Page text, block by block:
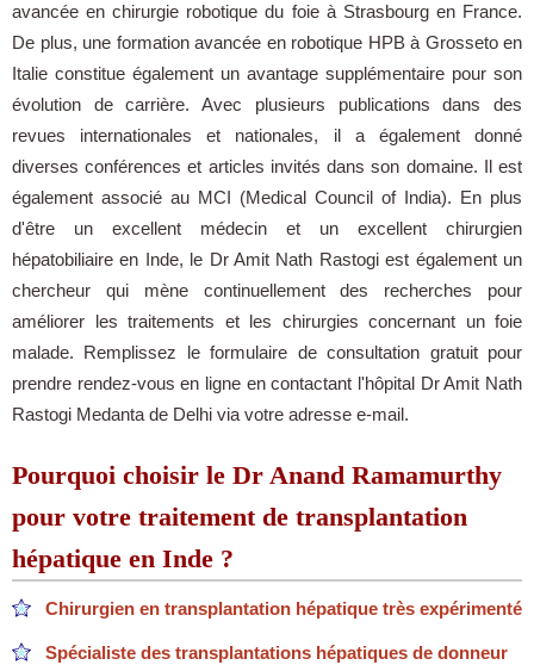
avancée en chirurgie robotique du foie à Strasbourg en France.
De plus, une formation avancée en robotique HPB à Grosseto en
Italie constitue également un avantage supplémentaire pour son
évolution de carrière. Avec plusieurs publications dans des
revues internationales et nationales, il a également donné
diverses conférences et articles invités dans son domaine. Il est
également associé au MCI (Medical Council of India). En plus
d'être un excellent médecin et un excellent chirurgien
hépatobiliaire en Inde, le Dr Amit Nath Rastogi est également un
chercheur qui mène continuellement des recherches pour
améliorer les traitements et les chirurgies concernant un foie
malade. Remplissez le formulaire de consultation gratuit pour
prendre rendez-vous en ligne en contactant l'hôpital Dr Amit Nath
Rastogi Medanta de Delhi via votre adresse e-mail.
Pourquoi choisir le Dr Anand Ramamurthy
pour votre traitement de transplantation
hépatique en Inde ?
Chirurgien en transplantation hépatique très expérimenté
Spécialiste des transplantations hépatiques de donneur